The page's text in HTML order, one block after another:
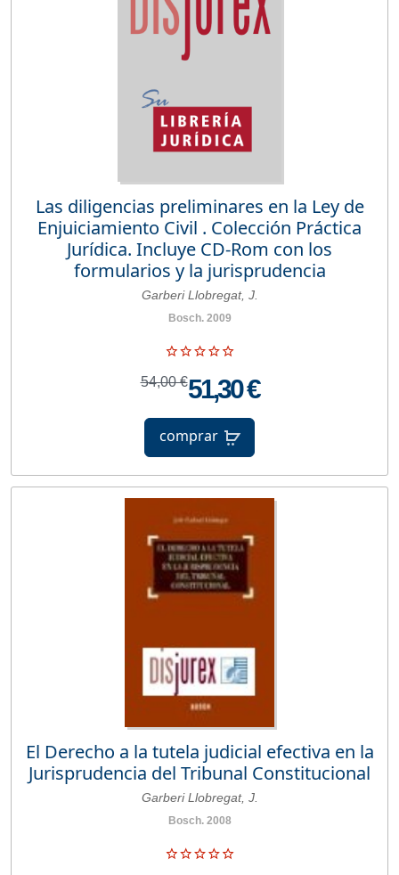
Las diligencias preliminares en la Ley de
Enjuiciamiento Civil . Colección Práctica
Jurídica. Incluye CD-Rom con los
formularios y la jurisprudencia
Garberi Llobregat, J.
Bosch. 2009
54,00 €51,30 €
comprar
El Derecho a la tutela judicial efectiva en la
Jurisprudencia del Tribunal Constitucional
Garberi Llobregat, J.
Bosch. 2008